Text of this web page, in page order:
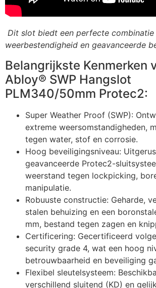
Dit slot biedt een perfecte combinatie
weerbestendigheid en geavanceerde
Belangrijkste Kenmerken
Abloy® SWP Hangslot
PLM340/50mm Protec2:
Super Weather Proof (SWP):
extreme weersomstandigheden,
tegen water, stof en corrosie.
Hoog beveiligingsniveau:
geavanceerde Protec2-
weerstand tegen lockpicking,
manipulatie.
Robuuste constructie: Geharde,
stalen behuizing en een
mm, bestand tegen zagen en
Certificering: Gecertificeerd
security grade 4, wat een hoog
betrouwbaarheid en beveiliging
Flexibel sleutelsysteem:
verschillend sluitend (KD) en